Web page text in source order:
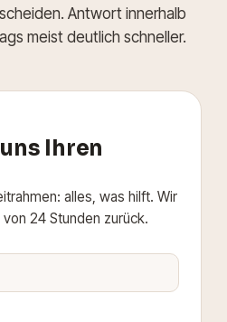
Antwort innerhalb
meist deutlich schneller.
Ihren
alles, was hilft. Wir
24 Stunden zurück.